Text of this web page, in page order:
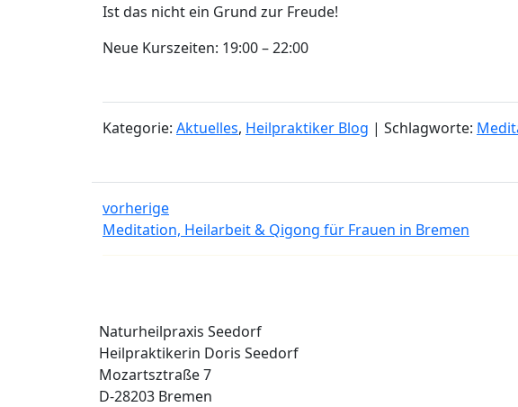
Ist das nicht ein Grund zur Freude!
Neue Kurszeiten: 19:00 – 22:00
Kategorie: Aktuelles, Heilpraktiker Blog | Schlagworte:
vorherige
Meditation, Heilarbeit & Qigong für Frauen in Bremen
Naturheilpraxis Seedorf
Heilpraktikerin Doris Seedorf
Mozartsztraße 7
D-28203 Bremen